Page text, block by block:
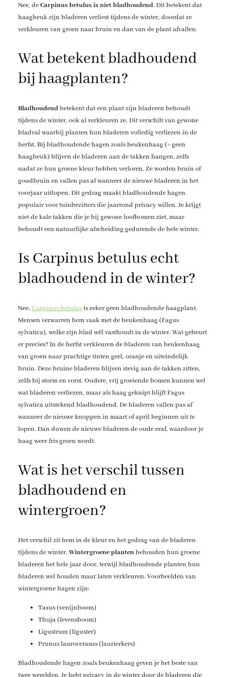
Nee, deCarpinus betulus is niet bladhoudend. Dit betekent dat
haagbeuk zijn bladeren verliest tijdens de winter, doordat ze
verkleuren van groen naar bruin en dan van de plant afvallen.
Wat betekent bladhoudend
bij haagplanten?
Bladhoudendbetekent dat een plant zijn bladeren behoudt
tijdens de winter, ook al verkleuren ze. Dit verschilt van gewone
bladval waarbij planten hun bladeren volledig verliezen in de
herfst. Bij bladhoudende hagen zoals beukenhaag (= geen
haagbeuk) blijven de bladeren aan de takken hangen, zelfs
nadat ze hun groene kleur hebben verloren. Ze worden bruin of
goudbruin en vallen pas af wanneer de nieuwe bladeren in het
voorjaar uitlopen. Dit gedrag maakt bladhoudende hagen
populair voor tuinbezitters die jaarrond privacy willen. Je krijgt
niet de kale takken die je bij gewone loofbomen ziet, maar
behoudt een natuurlijke afscheiding gedurende de hele winter.
Is Carpinus betulus echt
bladhoudend in de winter?
Nee, Carpinus betulusis zeker geen bladhoudende haagplant.
Mensen verwarren hem vaak met de beukenhaag (Fagus
sylvatica), welke zijn blad wél vasthoudt in de winter. Wat gebeurt
er precies? In de herfst verkleuren de bladeren van beukenhaag
van groen naar prachtige tinten geel, oranje en uiteindelijk
bruin. Deze bruine bladeren blijven stevig aan de takken zitten,
zelfs bij storm en vorst. Oudere, vrij groeiende bomen kunnen wel
wat bladeren verliezen, maar als haag geknipt blijft Fagus
sylvatica uitstekend bladhoudend. De bladeren vallen pas af
wanneer de nieuwe knoppen in maart of april beginnen uit te
lopen. Dan duwen de nieuwe bladeren de oude eraf, waardoor je
haag weer fris groen wordt.
Wat is het verschil tussen
bladhoudend en
wintergroen?
Het verschil zit hem in de kleur en het gedrag van de bladeren
tijdens de winter. Wintergroene plantenbehouden hun groene
bladeren het hele jaar door, terwijl bladhoudende planten hun
bladeren wel houden maar laten verkleuren. Voorbeelden van
wintergroene hagen zijn:
Taxus (venijnboom)
Thuja (levensboom)
Ligustrum (liguster)
Prunus laurocerasus (laurierkers)
Bladhoudende hagen zoals beukenhaag geven je het beste van
twee werelden. Je hebt privacy in de winter door de bladeren die